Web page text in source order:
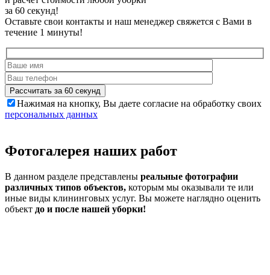
за 60 секунд!
Оставьте свои контакты и наш менеджер свяжется с Вами в
течение 1 минуты!
Рассчитать за 60 секунд
Нажимая на кнопку, Вы даете согласие на обработку своих
персональных данных
Фотогалерея наших работ
В данном разделе представлены реальные фотографии
различных типов объектов, которым мы оказывали те или
иные виды клининговых услуг. Вы можете наглядно оценить
объект до и после нашей уборки!